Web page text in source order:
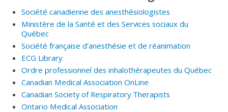
Société canadienne des anesthésiologistes
Ministère de la Santé et des Services sociaux du
Québec
Société française d’anesthésie et de réanimation
ECG Library
Ordre professionnel des inhalothérapeutes du Québec
Canadian Medical Association OnLine
Canadian Society of Respiratory Therapists
Ontario Medical Association